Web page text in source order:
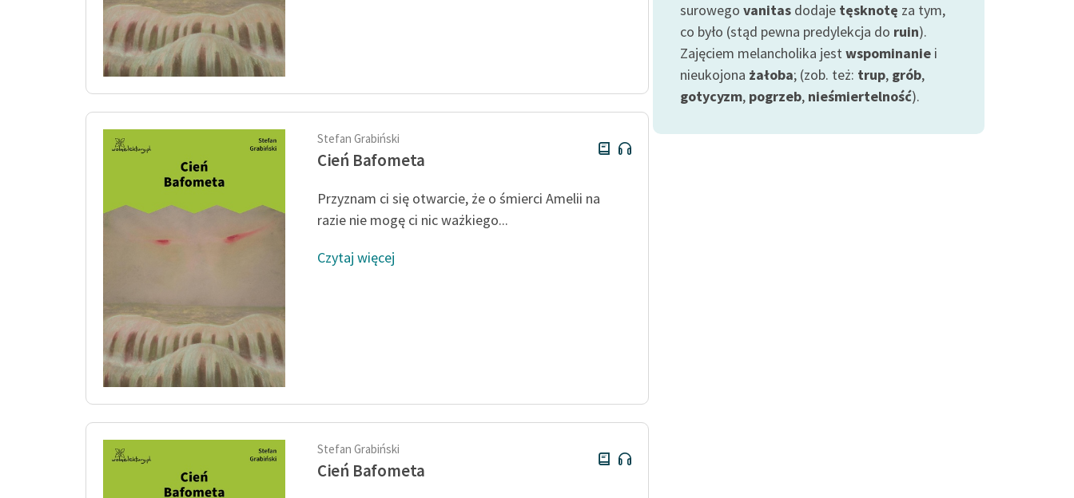
Stefan Grabiński
Cień Bafometa
Przyznam ci się otwarcie, że o śmierci Amelii na
razie nie mogę ci nic ważkiego...
Czytaj więcej
Stefan Grabiński
Cień Bafometa
surowego vanitas dodaje tęsknotę za tym,
co było (stąd pewna predylekcja do ruin).
Zajęciem melancholika jest wspominanie i
nieukojona żałoba; (zob. też: trup, grób,
gotycyzm, pogrzeb, nieśmiertelność).